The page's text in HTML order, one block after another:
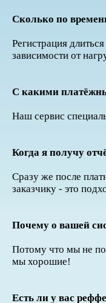
Сколько по
Регистрация
зависимости от
С какими
Наш сервис
Когда я получу
Сразу же после
заказчику - это
Почему о вашей
Потому что мы не
мы хорошие!
Есть ли у вас